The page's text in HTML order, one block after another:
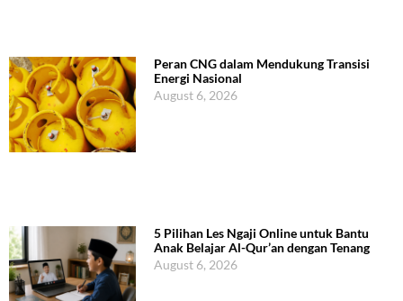
Peran CNG dalam Mendukung Transisi
Energi Nasional
August 6, 2026
5 Pilihan Les Ngaji Online untuk Bantu
Anak Belajar Al-Qur’an dengan Tenang
August 6, 2026